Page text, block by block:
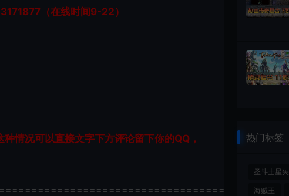
（在线时间9-22）
情况可以直接文字下方评论留下你的QQ，
热门标签
圣斗士星矢
海贼王